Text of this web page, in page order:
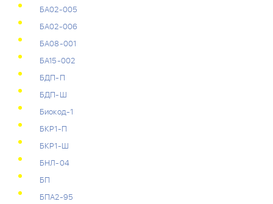
БА02-005
БА02-006
БА08-001
БА15-002
БДП-П
БДП-Ш
Биокод-1
БКР1-П
БКР1-Ш
БНЛ-04
БП
БПА2-95